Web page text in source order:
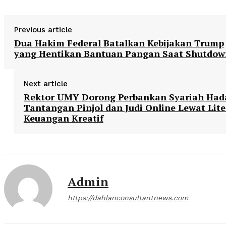
Previous article
Dua Hakim Federal Batalkan Kebijakan Trump
yang Hentikan Bantuan Pangan Saat
Next article
Rektor UMY Dorong Perbankan Syariah
Tantangan Pinjol dan Judi Online Lewat
Keuangan Kreatif
Admin
https://dahlanconsultantnews.com